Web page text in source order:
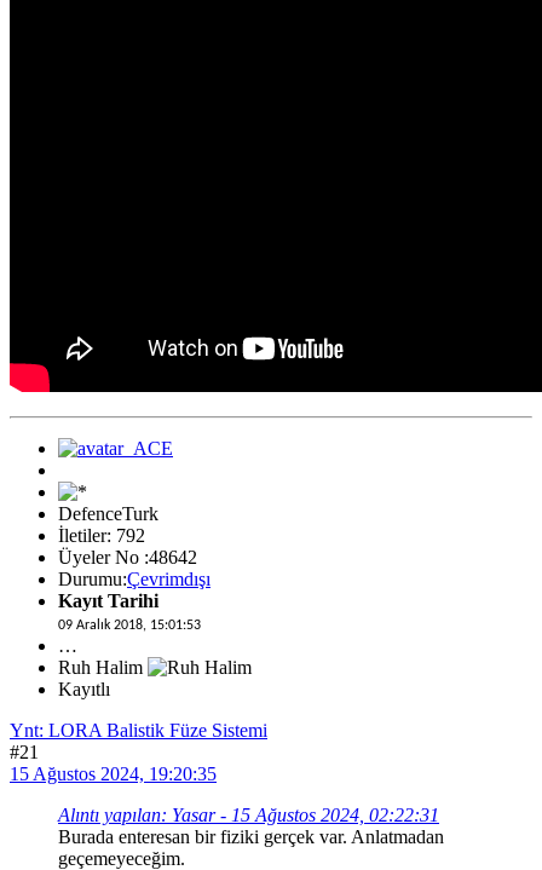
DefenceTurk
İletiler: 792
Üyeler No :48642
Durumu:Çevrimdışı
Kayıt Tarihi
09 Aralık 2018, 15:01:53
…
Ruh Halim
Kayıtlı
Ynt: LORA Balistik Füze Sistemi
#21
15 Ağustos 2024, 19:20:35
Alıntı yapılan: Yasar - 15 Ağustos 2024, 02:22:31
Burada enteresan bir fiziki gerçek var. Anlatmadan
geçemeyeceğim.